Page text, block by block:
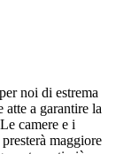
noi di estrema
a garantire la
camere e i
maggiore